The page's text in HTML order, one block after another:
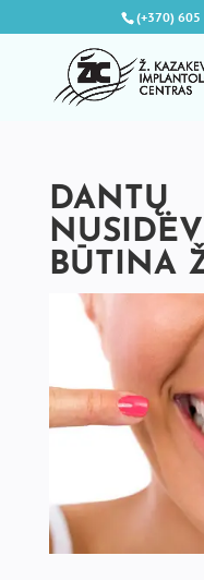
(+370)
DANTŲ
BŪTINA